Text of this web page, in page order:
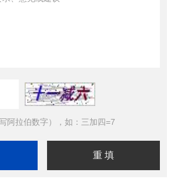
阿拉伯数字），如：三加四=7